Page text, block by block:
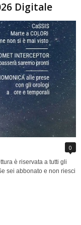
Digitale
0
è riservata a tutti gli
sei abbonato e non riesci